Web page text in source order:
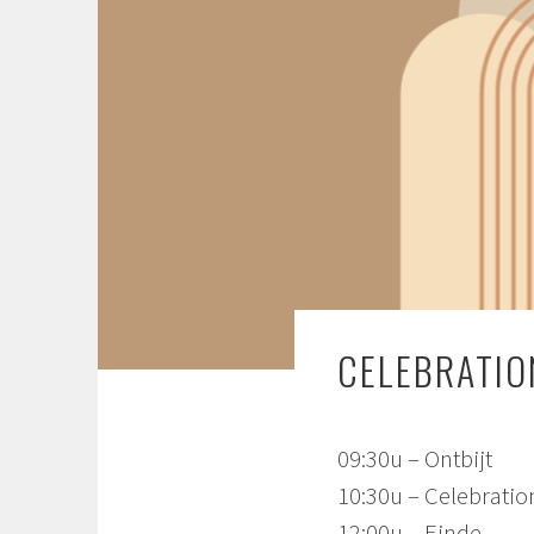
09:30u – Ontbijt
10:30u –